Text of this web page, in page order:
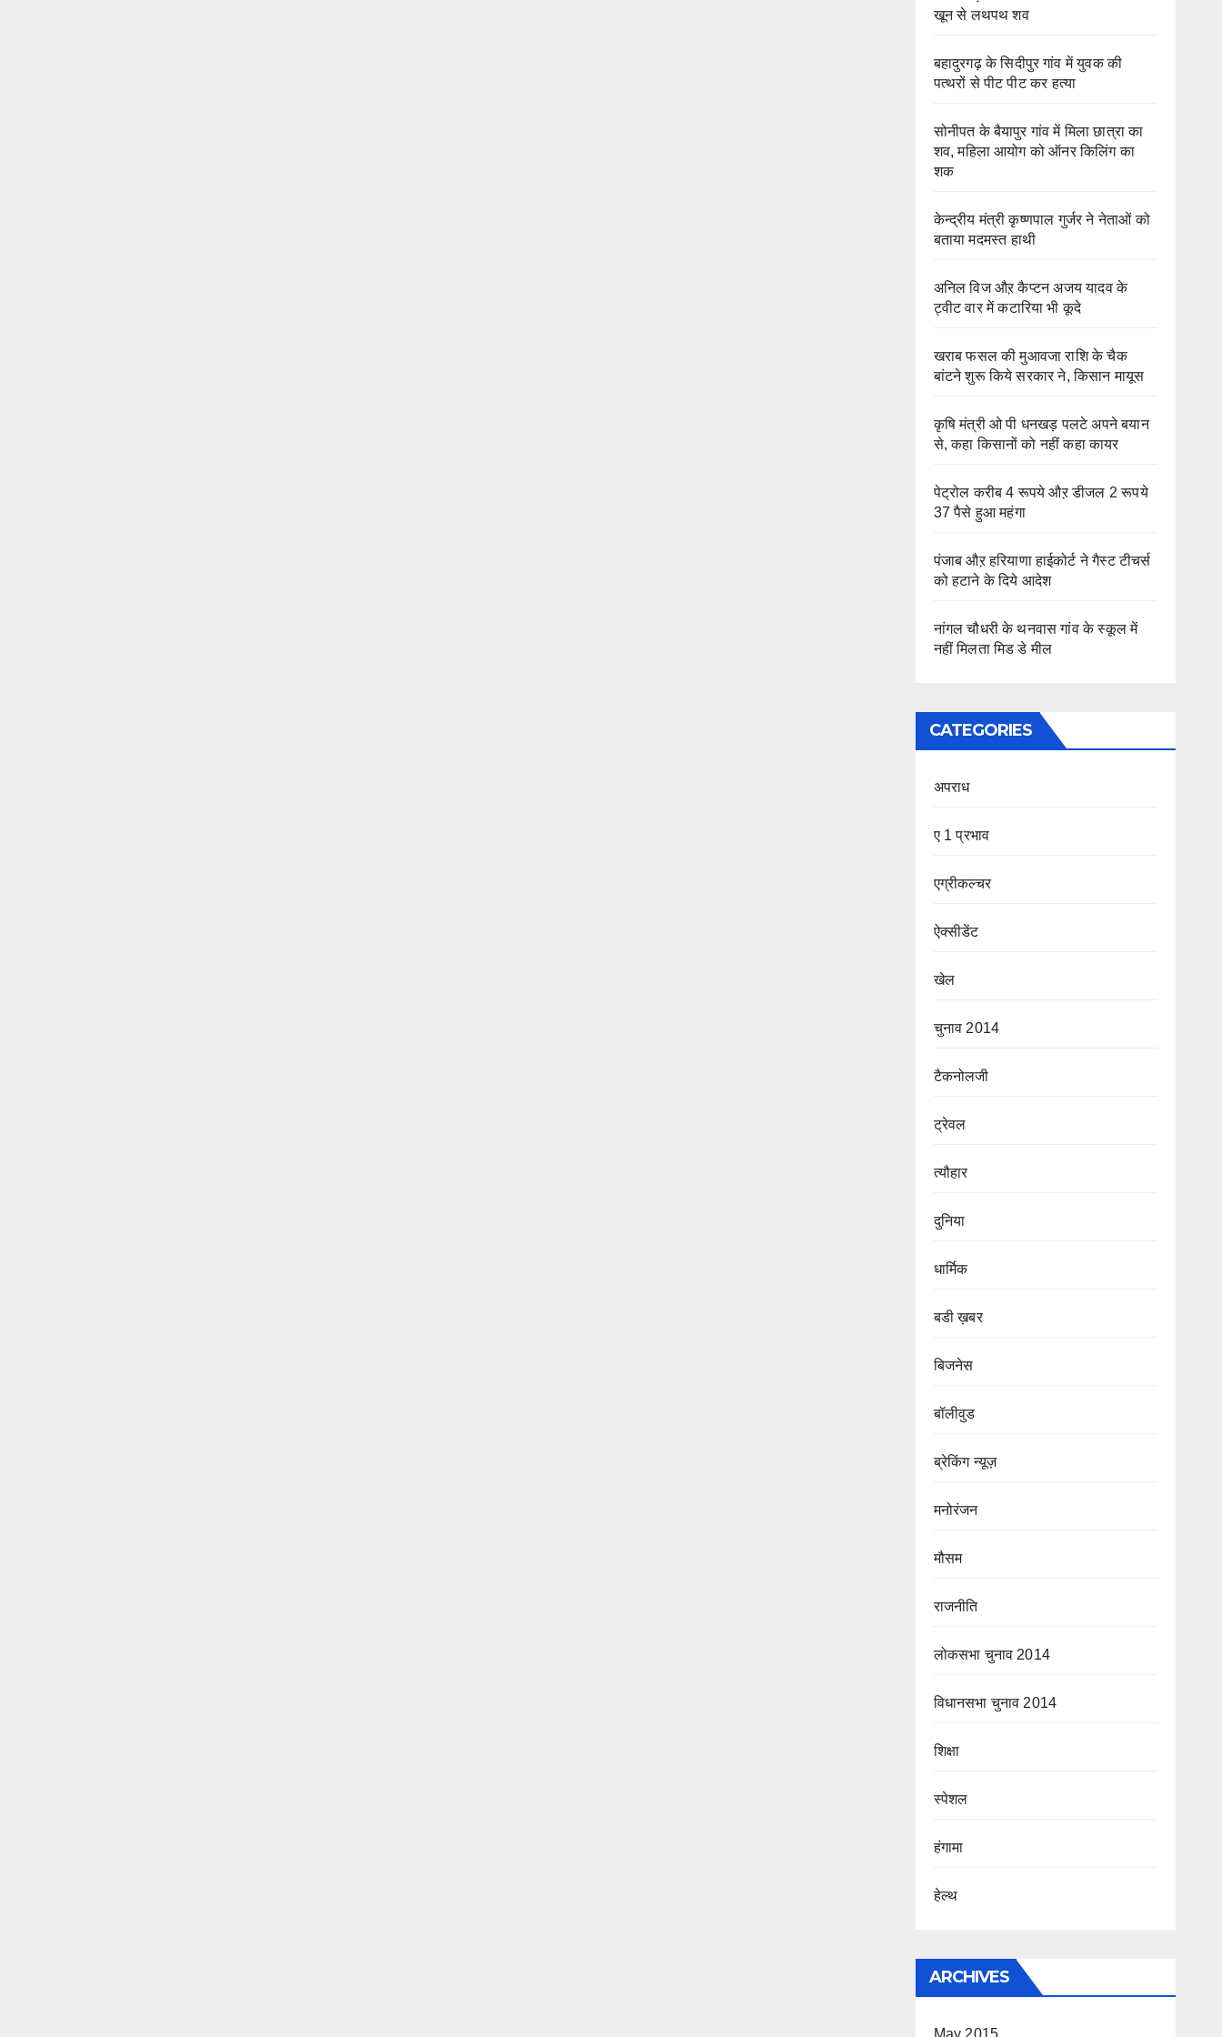
खून से लथपथ शव
बहादुरगढ़ के सिदीपुर गांव में युवक की
पत्थरों से पीट पीट कर हत्या
सोनीपत के बैयापुर गांव में मिला छात्रा का
शव, महिला आयोग को ऑनर किलिंग का
शक
केन्द्रीय मंत्री कृष्णपाल गुर्जर ने नेताओं को
बताया मदमस्त हाथी
अनिल विज औऱ कैप्टन अजय यादव के
ट्वीट वार में कटारिया भी कूदे
खराब फसल की मुआवजा राशि के चैक
बांटने शुरू किये सरकार ने, किसान मायूस
कृषि मंत्री ओ पी धनखड़ पलटे अपने बयान
से, कहा किसानों को नहीं कहा कायर
पेट्रोल करीब 4 रूपये औऱ डीजल 2 रूपये
37 पैसे हुआ महंगा
पंजाब औऱ हरियाणा हाईकोर्ट ने गैस्ट टीचर्स
को हटाने के दिये आदेश
नांगल चौधरी के थनवास गांव के स्कूल में
नहीं मिलता मिड डे मील
CATEGORIES
अपराध
ए 1 प्रभाव
एग्रीकल्चर
ऐक्सीडेंट
खेल
चुनाव 2014
टैकनोलजी
ट्रेवल
त्यौहार
दुनिया
धार्मिक
बडी ख़बर
बिजनेस
बॉलीवुड
ब्रेकिंग न्यूज़
मनोरंजन
मौसम
राजनीति
लोकसभा चुनाव 2014
विधानसभा चुनाव 2014
शिक्षा
स्पेशल
हंगामा
हेल्थ
ARCHIVES
May 2015